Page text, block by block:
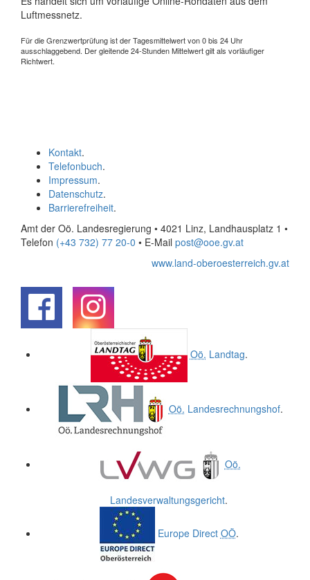
Luftmessnetz.
Für die Grenzwertprüfung ist der Tagesmittelwert von 0 bis 24 Uhr
ausschlaggebend. Der gleitende 24-Stunden Mittelwert gilt als vorläufiger
Richtwert.
Kontakt.
Telefonbuch.
Impressum.
Datenschutz.
Barrierefreiheit.
Amt der Oö. Landesregierung • 4021 Linz, Landhausplatz 1 •
Telefon (+43 732) 77 20-0 • E-Mail post@ooe.gv.at
www.land-oberoesterreich.gv.at
Oö. Landtag.
Oö. Landesrechnungshof.
Oö.
Landesverwaltungsgericht.
Europe Direct OÖ.